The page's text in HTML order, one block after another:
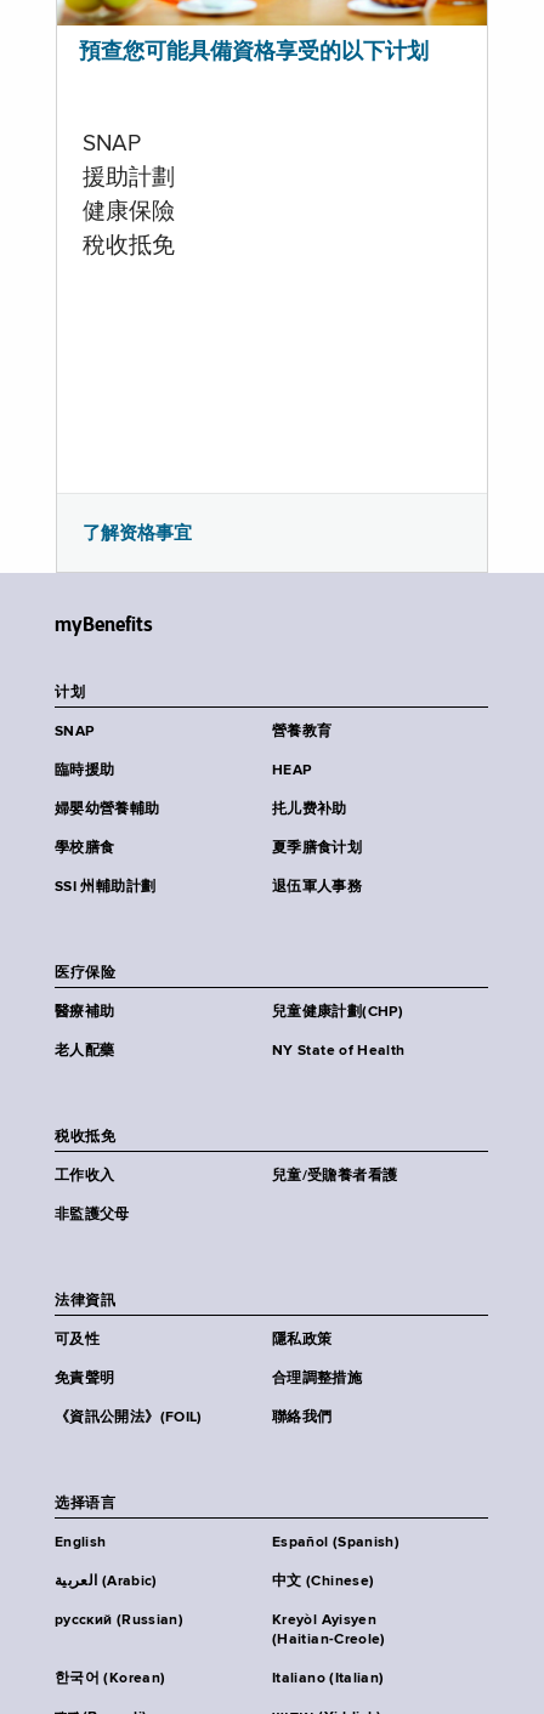
預查您可能具備資格享受的以下计划
SNAP
援助計劃
健康保險
稅收抵免
了解资格事宜
myBenefits
计划
SNAP 營養教育
臨時援助 HEAP
婦嬰幼營養輔助 扥儿费补助
學校膳食 夏季膳食计划
SSI 州輔助計劃 退伍軍人事務
医疗保险
醫療補助 兒童健康計劃(CHP)
老人配藥 NY State of Health
税收抵免
工作收入 兒童/受贍養者看護
非監護父母
法律資訊
可及性 隱私政策
免責聲明 合理調整措施
《資訊公開法》(FOIL) 聯絡我們
选择语言
English Español (Spanish)
العربية (Arabic) 中文 (Chinese)
русский (Russian)
Kreyòl Ayisyen
(Haitian-Creole)
한국어 (Korean) Italiano (Italian)